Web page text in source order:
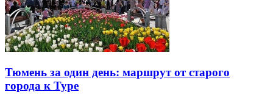
Тюмень за один день: маршрут от старого
города к Туре